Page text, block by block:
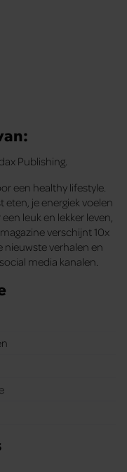
Publishing.
een healthy lifestyle.
je energiek voelen
leuk en lekker leven,
verschijnt 10x
nieuwste verhalen en
media kanalen.